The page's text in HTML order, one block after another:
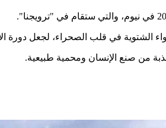
من صنع الإنسان ومحمية طبيعية.